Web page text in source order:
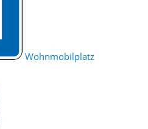
Wohnmobilplatz